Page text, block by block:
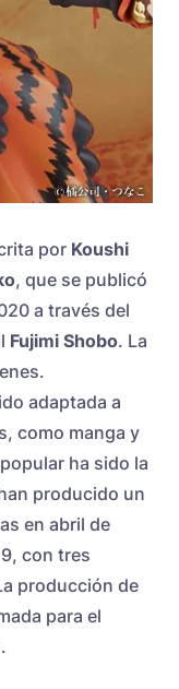
por Koushi
, que se publicó
a través del
Fujimi Shobo. La
adaptada a
como manga y
ha sido la
producido un
en abril de
con tres
producción de
para el